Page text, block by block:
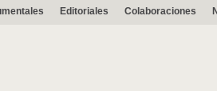
Editoriales Colaboraciones